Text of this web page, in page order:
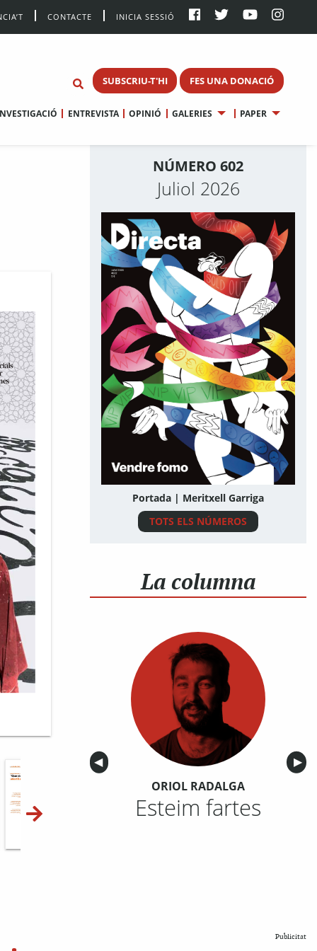
CONTACTE INICIA SESSIÓ
SUBSCRIU-T'HI FES UNA DONACIÓ
ENTREVISTA OPINIÓ GALERIES PAPER
NÚMERO 602
Juliol 2026
Portada | Meritxell Garriga
TOTS ELS NÚMEROS
La columna
Anterior
◀︎ ▶︎
ORIOL RADALGA
Esteim fartes
Publicitat